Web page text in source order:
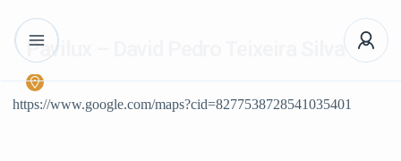
Pavilux – David Pedro Teixeira Silva
https://www.google.com/maps?cid=8277538728541035401